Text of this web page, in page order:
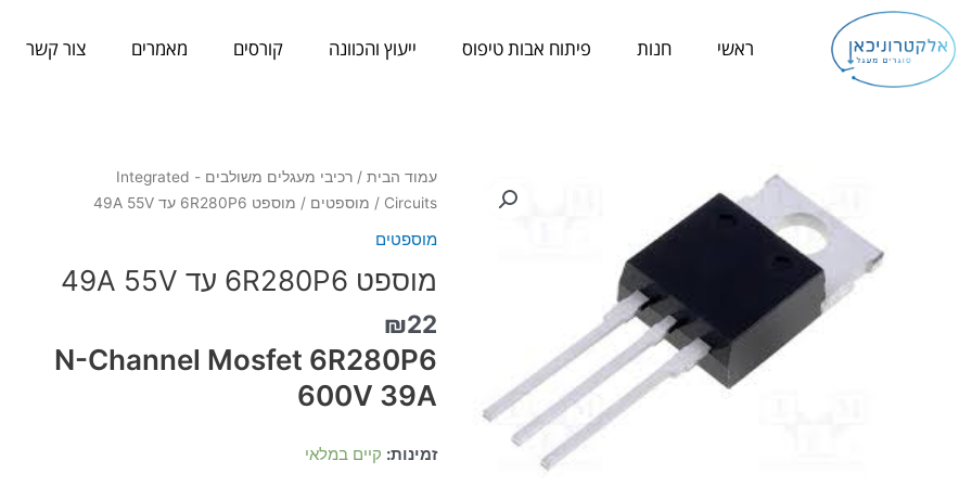
לתוכן
ראשי חנות פיתוח אבות טיפוס ייעוץ והכוונה קורסים מאמרים צור קשר
עמוד הבית/
רכיבי מעגלים משולבים - Integrated
Circuits
/ מוספטים / מוספט 6R280P6 עד 49A 55V
מוספטים
מוספט 6R280P6 עד 49A 55V
₪22
N-Channel Mosfet 6R280P6
600V 39A
זמינות: קיים במלאי
כמות
של
עד
55V